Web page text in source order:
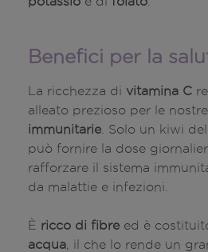
Benefici per la
La ricchezza di vitamina C
alleato prezioso per le nostre
immunitarie . Solo un kiwi
può fornire la dose
rafforzare il sistema
da malattie e infezioni.
È ricco di fibre ed è
acqua , il che lo rende un